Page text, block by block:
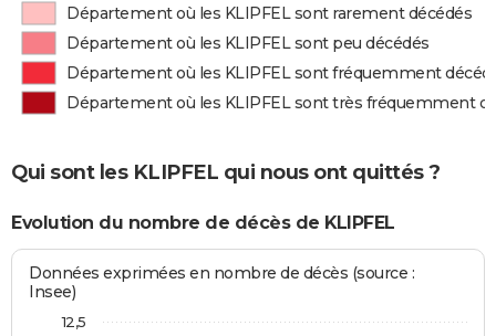
Département où les KLIPFEL sont rarement décédés
Département où les KLIPFEL sont peu décédés
Département où les KLIPFEL sont fréquemment
Département où les KLIPFEL sont très fréquemment
Qui sont les KLIPFEL qui nous ont quittés ?
Evolution du nombre de décès de KLIPFEL
Données exprimées en nombre de décès (source :
Insee)
12,5